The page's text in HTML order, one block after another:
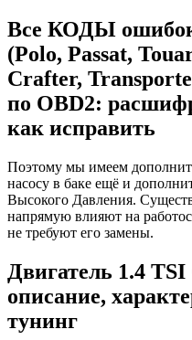
Все КОДЫ
(Polo, Passat,
Crafter,
по OBD2:
как исправить
Поэтому мы имеем
насосу в баке ещё и
Высокого Давления.
напрямую влияют на
не требуют его замены.
Двигатель 1.4
описание,
тунинг